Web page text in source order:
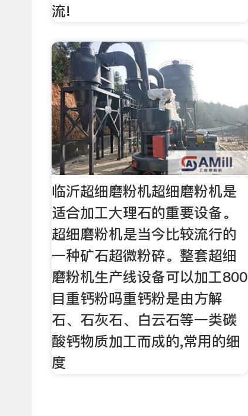
流!
临沂超细磨粉机超细磨粉机是
适合加工大理石的重要设备。
超细磨粉机是当今比较流行的
一种矿石超微粉碎。整套超细
磨粉机生产线设备可以加工800
目重钙粉吗重钙粉是由方解
石、石灰石、白云石等一类碳
酸钙物质加工而成的,常用的细
度